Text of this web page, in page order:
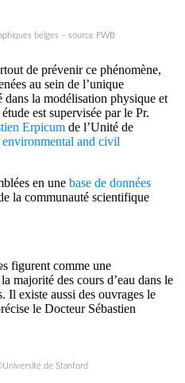
belges – source FWB
de prévenir ce phénomène,
au sein de l’unique
la modélisation physique et
est supervisée par le Pr.
Erpicum de l’Unité de
and civil
en une base de données
la communauté scientifique
figurent comme une
majorité des cours d’eau dans le
Il existe aussi des ouvrages le
le Docteur Sébastien
de Stanford